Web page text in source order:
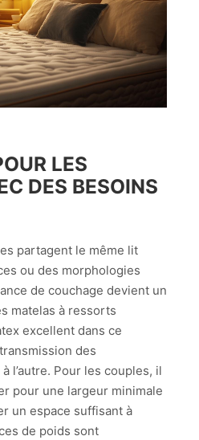
LES
DES BESOINS
partagent le même lit
ou des morphologies
de couchage devient un
matelas à ressorts
excellent dans ce
des
l’autre. Pour les couples, il
pour une largeur minimale
un espace suffisant à
de poids sont